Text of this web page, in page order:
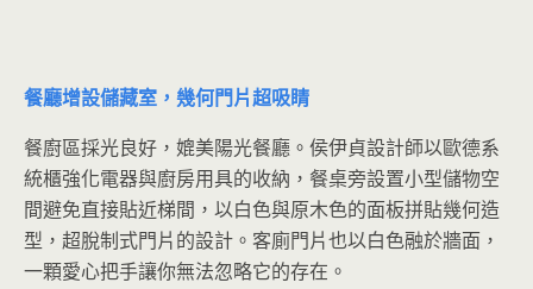
餐廳增設儲藏室，幾何門片超吸睛
餐廚區採光良好，媲美陽光餐廳。侯伊貞設計師以歐德系
統櫃強化電器與廚房用具的收納，餐桌旁設置小型儲物空
間避免直接貼近梯間，以白色與原木色的面板拼貼幾何造
型，超脫制式門片的設計。客廁門片也以白色融於牆面，
一顆愛心把手讓你無法忽略它的存在。